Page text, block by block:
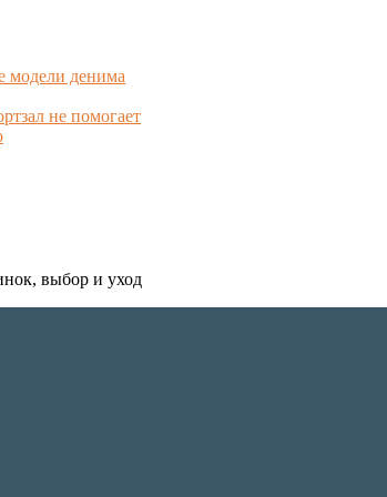
модели денима
не помогает
выбор и уход